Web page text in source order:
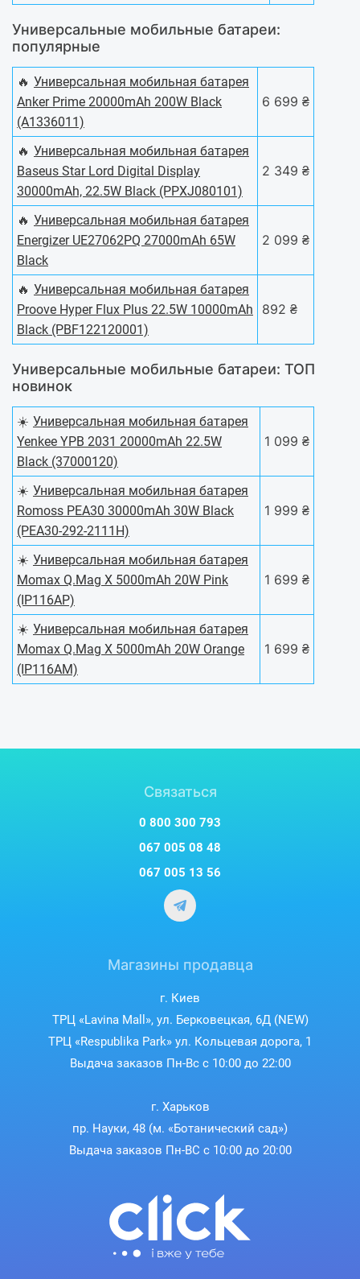
Универсальные мобильные батареи:
популярные
🔥 Универсальная мобильная батарея
Anker Prime 20000mAh 200W Black
(A1336011)
6 699 ₴
🔥 Универсальная мобильная батарея
Baseus Star Lord Digital Display
30000mAh, 22.5W Black (PPXJ080101)
2 349 ₴
🔥 Универсальная мобильная батарея
Energizer UE27062PQ 27000mAh 65W
Black
2 099 ₴
🔥 Универсальная мобильная батарея
Proove Hyper Flux Plus 22.5W 10000mAh
Black (PBF122120001)
892 ₴
Универсальные мобильные батареи: ТОП
новинок
☀️ Универсальная мобильная батарея
Yenkee YPB 2031 20000mAh 22.5W
Black (37000120)
1 099 ₴
☀️ Универсальная мобильная батарея
Romoss PEA30 30000mAh 30W Black
(PEA30-292-2111H)
1 999 ₴
☀️ Универсальная мобильная батарея
Momax Q.Mag X 5000mAh 20W Pink
(IP116AP)
1 699 ₴
☀️ Универсальная мобильная батарея
Momax Q.Mag X 5000mAh 20W Orange
(IP116AM)
1 699 ₴
Связаться
0 800 300 793
067 005 08 48
067 005 13 56
Магазины продавца
г. Киев
ТРЦ «Lavina Mall», ул. Берковецкая, 6Д (NEW)
ТРЦ «Respublika Park» ул. Кольцевая дорога, 1
Выдача заказов Пн-Вс с 10:00 до 22:00
г. Харьков
пр. Науки, 48 (м. «Ботанический сад»)
Выдача заказов Пн-ВС с 10:00 до 20:00